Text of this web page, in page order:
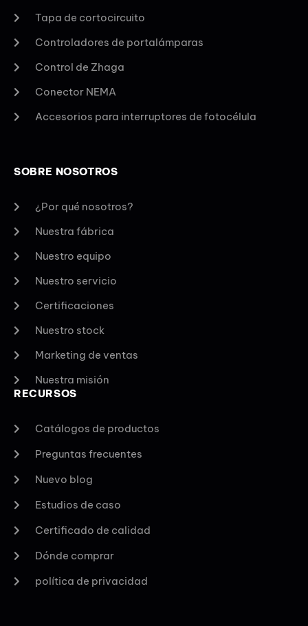
Tapa de cortocircuito
Controladores de portalámparas
Control de Zhaga
Conector NEMA
Accesorios para interruptores de fotocélula
SOBRE NOSOTROS
¿Por qué nosotros?
Nuestra fábrica
Nuestro equipo
Nuestro servicio
Certificaciones
Nuestro stock
Marketing de ventas
Nuestra misión
RECURSOS
Catálogos de productos
Preguntas frecuentes
Nuevo blog
Estudios de caso
Certificado de calidad
Dónde comprar
política de privacidad